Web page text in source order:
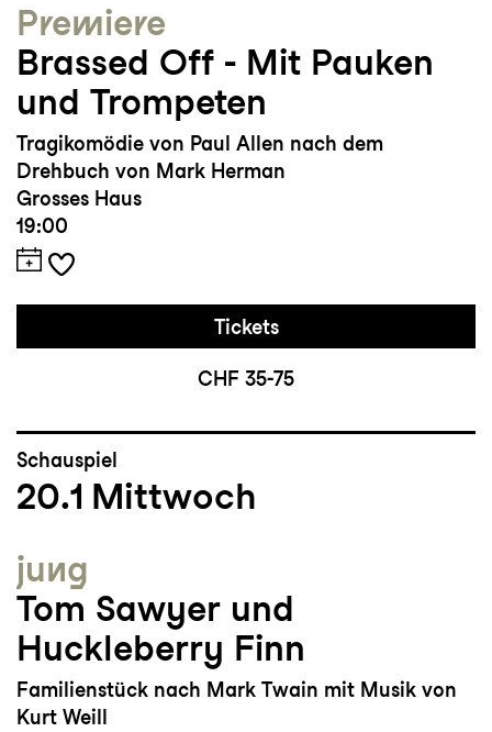
Premiere
Brassed Off - Mit Pauken
und Trompeten
Tragikomödie von Paul Allen nach dem
Drehbuch von Mark Herman
Grosses Haus
19:00
Tickets
CHF 35-75
Schauspiel
20.1 Mittwoch
jung
Tom Sawyer und
Huckleberry Finn
Familienstück nach Mark Twain mit Musik von
Kurt Weill